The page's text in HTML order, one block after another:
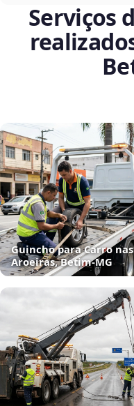
Serviços
Guincho para Carro nas
Aroeiras, Betim‑MG